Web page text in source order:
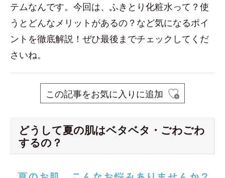
テムなんです。今回は、ふきとり化粧水って？使
うとどんなメリットがあるの？など気になるポイ
ントを徹底解説！ぜひ最後までチェックしてくだ
さいね。
この記事をお気に入りに追加
どうして夏の肌はベタベタ・ごわごわ
するの？